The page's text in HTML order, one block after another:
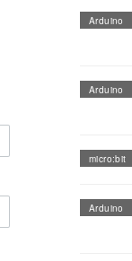
Arduino
Arduino
micro:bit
Arduino